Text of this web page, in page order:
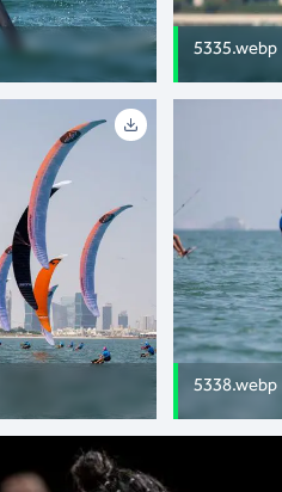
5335.webp
5338.webp